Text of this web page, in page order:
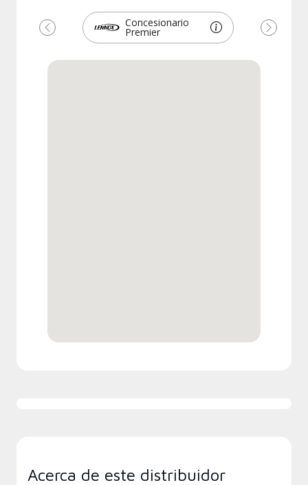
Concesionario
Premier
Previous Next
Acerca de este distribuidor